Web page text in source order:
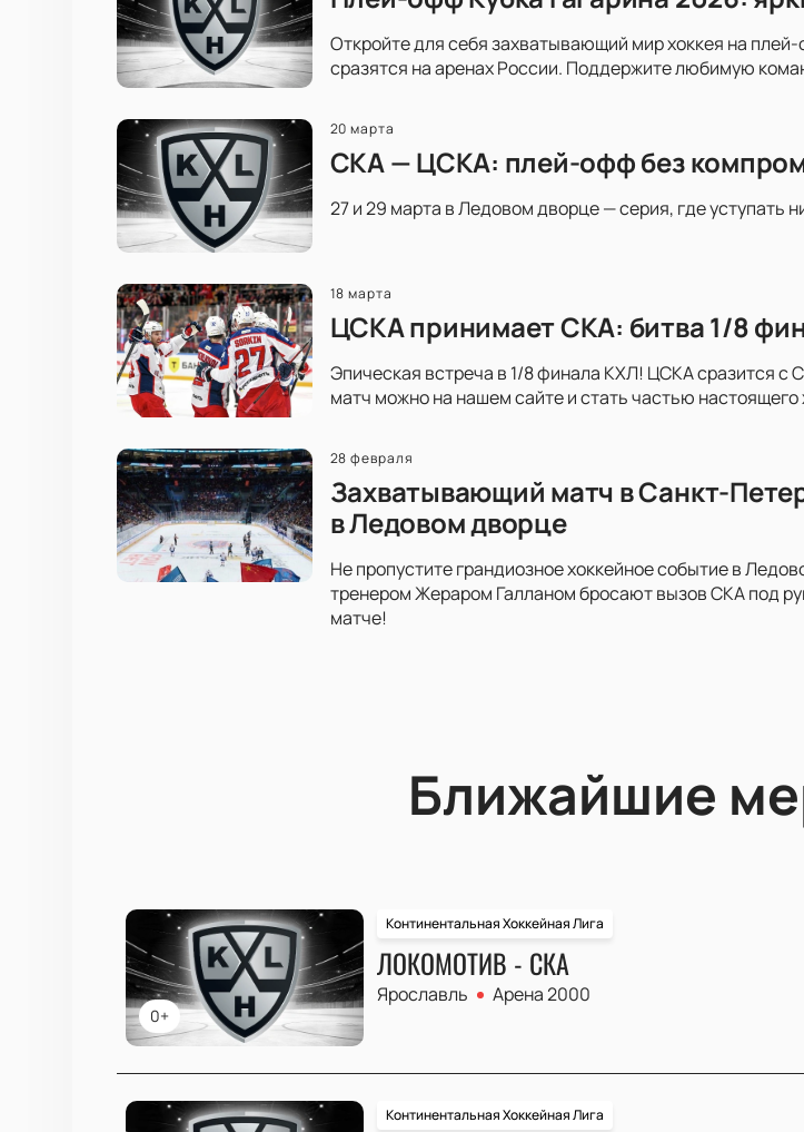
Откройте для себя захватывающий мир хоккея на
сразятся на аренах России. Поддержите любимую
20 марта
СКА — ЦСКА: плей-офф без
27 и 29 марта в Ледовом дворце — серия, где уступать
18 марта
ЦСКА принимает СКА: битва 1/8
Эпическая встреча в 1/8 финала КХЛ! ЦСКА сразится
матч можно на нашем сайте и стать частью настоящего
28 февраля
Захватывающий матч в Санкт-
в Ледовом дворце
Не пропустите грандиозное хоккейное событие в
тренером Жераром Галланом бросают вызов СКА под
матче!
Ближайшие
0+
Континентальная Хоккейная Лига
ЛОКОМОТИВ - СКА
Ярославль Арена 2000
Континентальная Хоккейная Лига